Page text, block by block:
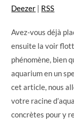
Deezer | RSS
Avez-vous déjà
ensuite la voir
phénomène, bien
aquarium en un
cet article, nous
votre racine
concrètes pour y